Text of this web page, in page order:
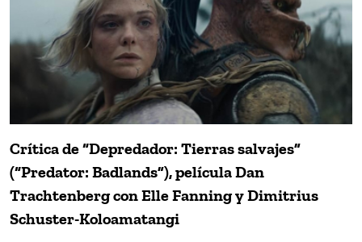
Crítica de “Depredador: Tierras salvajes”
(“Predator: Badlands”), película Dan
Trachtenberg con Elle Fanning y Dimitrius
Schuster-Koloamatangi